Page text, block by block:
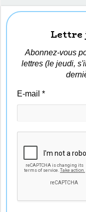
Lettre
Abonnez-vous
lettres (le jeudi,
E-mail*